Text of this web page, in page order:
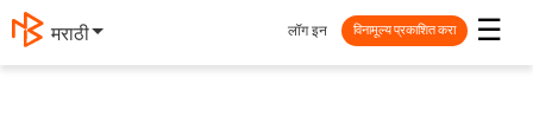
मराठी ☰
लॉग इन विनामूल्य प्रकाशित करा